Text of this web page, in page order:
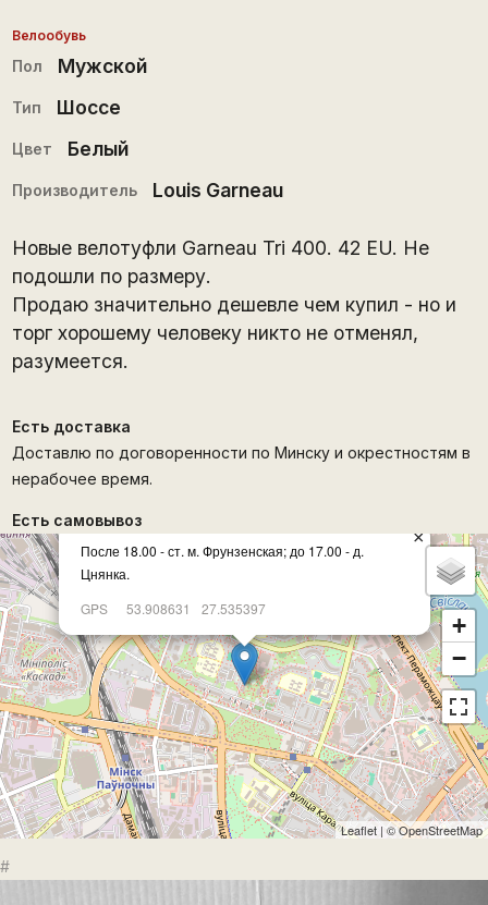
Велообувь
Пол Мужской
Тип Шоссе
Цвет Белый
Производитель Louis Garneau
Новые велотуфли Garneau Tri 400. 42 EU. Не
подошли по размеру.
Продаю значительно дешевле чем купил - но и
торг хорошему человеку никто не отменял,
разумеется.
Есть доставка
Доставлю по договоренности по Минску и окрестностям в
нерабочее время.
Есть самовывоз
После 18.00 - ст. м. Фрунзенская; до 17.00 - д.
Цнянка.
GPS
53.908631 27.535397
×
+
−
Leaflet | ©OpenStreetMap
#